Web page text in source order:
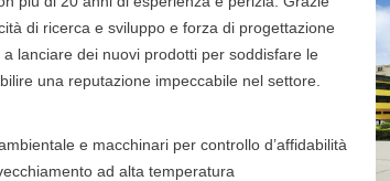
di ricerca e sviluppo e forza di progettazione
lanciare dei nuovi prodotti per soddisfare le
una reputazione impeccabile nel settore.
e macchinari per controllo d’affidabilità
ad alta temperatura